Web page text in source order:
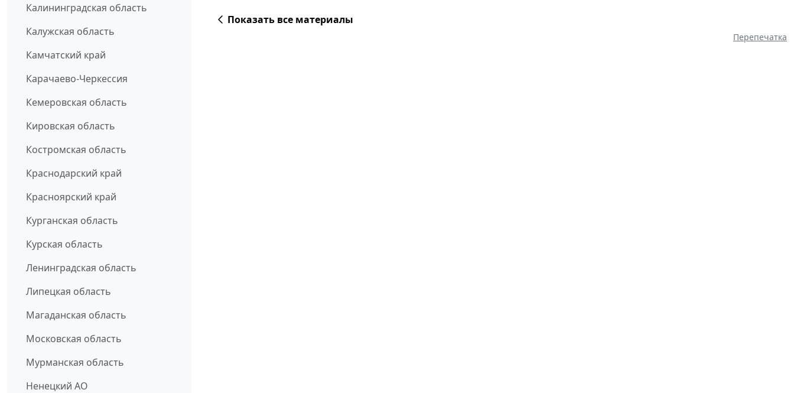
Калининградская область
Калужская область
Камчатский край
Карачаево-Черкессия
Кемеровская область
Кировская область
Костромская область
Краснодарский край
Красноярский край
Курганская область
Курская область
Ленинградская область
Липецкая область
Магаданская область
Московская область
Мурманская область
Ненецкий АО
Показать все материалы
Перепечатка